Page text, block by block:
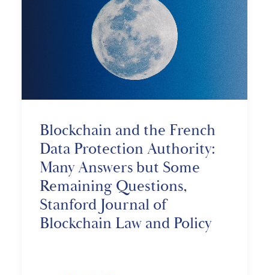
Blockchain and the French
Data Protection Authority:
Many Answers but Some
Remaining Questions,
Stanford Journal of
Blockchain Law and Policy